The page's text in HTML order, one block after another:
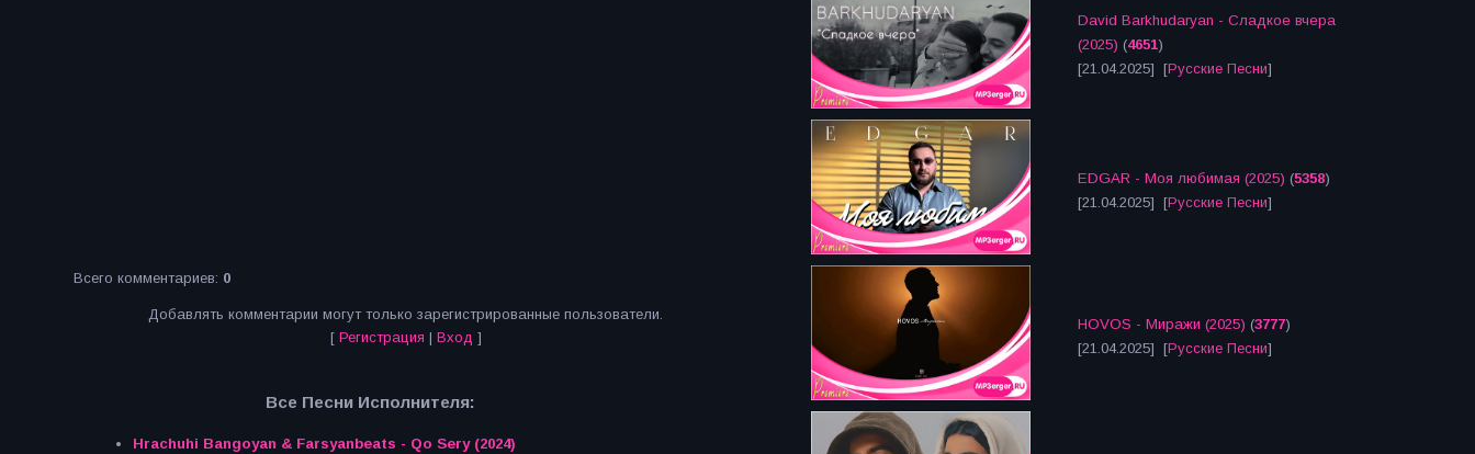
Всего комментариев: 0
Добавлять комментарии могут только зарегистрированные пользователи.
[ Регистрация | Вход ]
Все Песни Исполнителя:
Hrachuhi Bangoyan & Farsyanbeats - Qo Sery (2024)
David Barkhudaryan - Сладкое вчера
(2025) (4651)
[21.04.2025] [Русские Песни]
EDGAR - Моя любимая (2025) (5358)
[21.04.2025] [Русские Песни]
HOVOS - Миражи (2025) (3777)
[21.04.2025] [Русские Песни]